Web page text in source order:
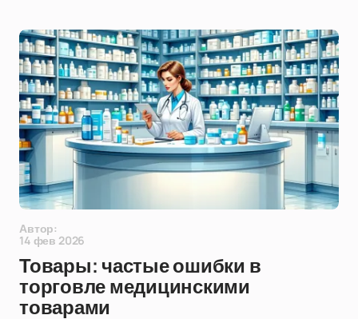
Автор:
14 фев 2026
Товары: частые ошибки в
торговле медицинскими
товарами